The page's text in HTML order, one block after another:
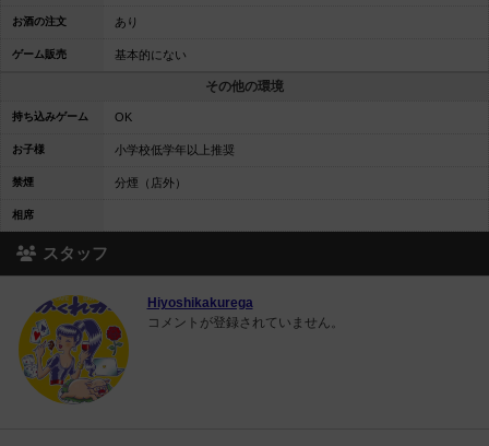
お酒の注文 あり
ゲーム販売 基本的にない
その他の環境
持ち込みゲーム OK
お子様 小学校低学年以上推奨
禁煙 分煙（店外）
相席
スタッフ
Hiyoshikakurega
コメントが登録されていません。